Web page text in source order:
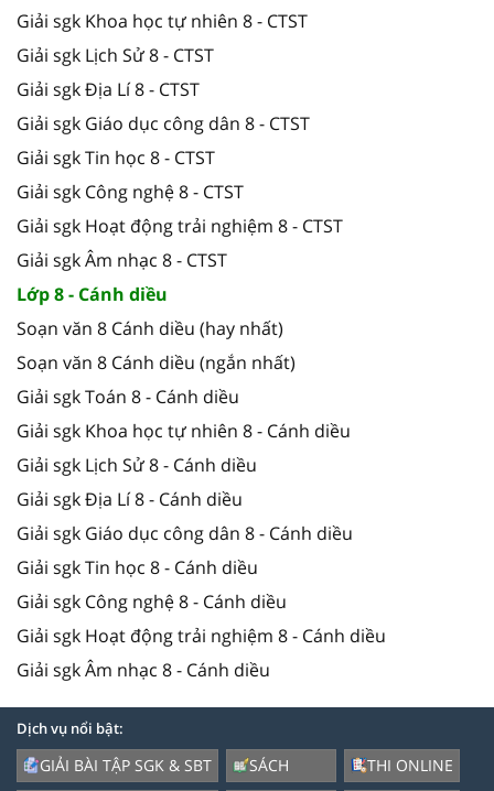
Giải sgk Khoa học tự nhiên 8 - CTST
Giải sgk Lịch Sử 8 - CTST
Giải sgk Địa Lí 8 - CTST
Giải sgk Giáo dục công dân 8 - CTST
Giải sgk Tin học 8 - CTST
Giải sgk Công nghệ 8 - CTST
Giải sgk Hoạt động trải nghiệm 8 - CTST
Giải sgk Âm nhạc 8 - CTST
Lớp 8 - Cánh diều
Soạn văn 8 Cánh diều (hay nhất)
Soạn văn 8 Cánh diều (ngắn nhất)
Giải sgk Toán 8 - Cánh diều
Giải sgk Khoa học tự nhiên 8 - Cánh diều
Giải sgk Lịch Sử 8 - Cánh diều
Giải sgk Địa Lí 8 - Cánh diều
Giải sgk Giáo dục công dân 8 - Cánh diều
Giải sgk Tin học 8 - Cánh diều
Giải sgk Công nghệ 8 - Cánh diều
Giải sgk Hoạt động trải nghiệm 8 - Cánh diều
Giải sgk Âm nhạc 8 - Cánh diều
Dịch vụ nổi bật:
GIẢI BÀI TẬP SGK & SBT
SÁCH
THI ONLINE